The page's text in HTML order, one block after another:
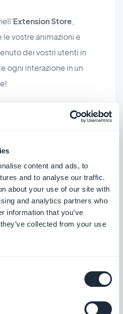
content and ads, to
and to analyse our traffic.
about your use of our site with
and analytics partners who
information that you’ve
collected from your use
Extension Store,
vostre animazioni e
dei vostri utenti in
ogni interazione in un
d'impatto